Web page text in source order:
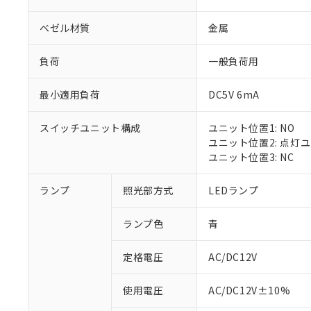
ベゼル材質 金属
負荷 一般負荷用
最小適用負荷 DC5V 6mA
スイッチユニット構成
ユニット位置1: NO
ユニット位置2: 点灯
ユニット位置3: NC
ランプ 照光部方式 LEDランプ
ランプ色 青
定格電圧 AC/DC12V
使用電圧 AC/DC12V±10%
※1 対応状況